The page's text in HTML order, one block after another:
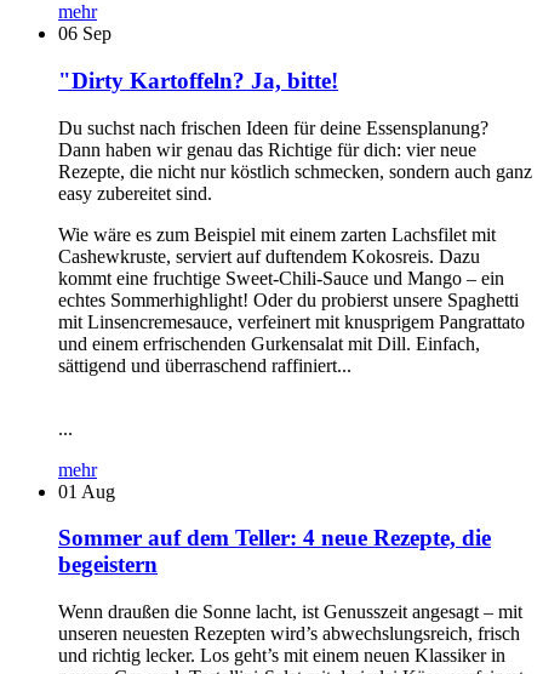
mehr
06 Sep
"Dirty Kartoffeln? Ja, bitte!
Du suchst nach frischen Ideen für deine Essensplanung?
Dann haben wir genau das Richtige für dich: vier neue
Rezepte, die nicht nur köstlich schmecken, sondern auch ganz
easy zubereitet sind.
Wie wäre es zum Beispiel mit einem zarten Lachsfilet mit
Cashewkruste, serviert auf duftendem Kokosreis. Dazu
kommt eine fruchtige Sweet-Chili-Sauce und Mango – ein
echtes Sommerhighlight! Oder du probierst unsere Spaghetti
mit Linsencremesauce, verfeinert mit knusprigem Pangrattato
und einem erfrischenden Gurkensalat mit Dill. Einfach,
sättigend und überraschend raffiniert...
...
mehr
01 Aug
Sommer auf dem Teller: 4 neue Rezepte, die
begeistern
Wenn draußen die Sonne lacht, ist Genusszeit angesagt – mit
unseren neuesten Rezepten wird’s abwechslungsreich, frisch
und richtig lecker. Los geht’s mit einem neuen Klassiker in